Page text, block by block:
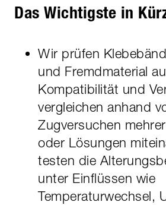
Das Wichtigste in
Wir prüfen
und Fremdmaterial
Kompatibilität und
vergleichen anhand
Zugversuchen
oder Lösungen
testen die
unter Einflüssen wie
Temperaturwechsel,